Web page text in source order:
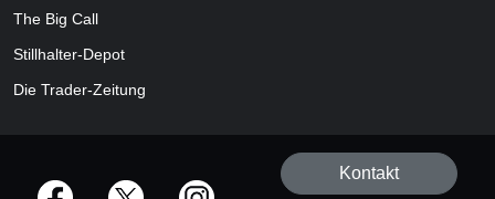
The Big Call
Stillhalter-Depot
Die Trader-Zeitung
offizielle Social Media-Accounts
Kontakt